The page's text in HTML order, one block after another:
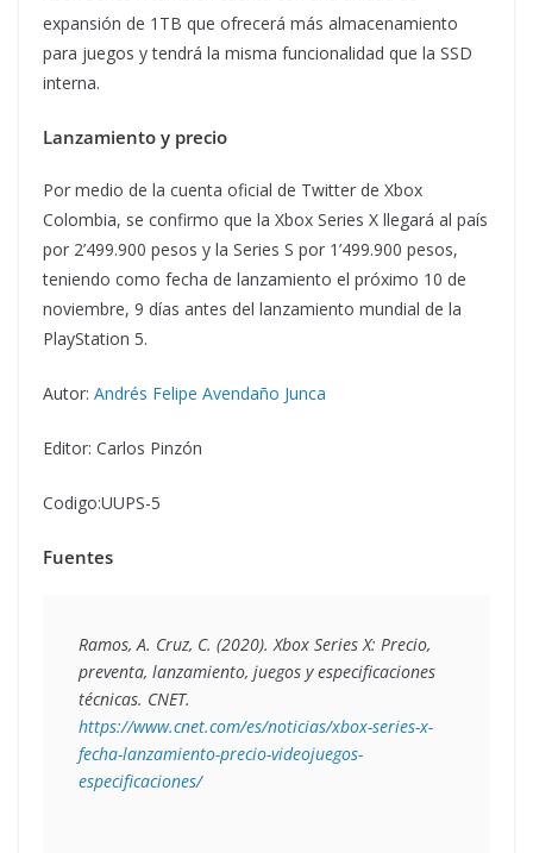
expansión de 1TB que ofrecerá más almacenamiento
para juegos y tendrá la misma funcionalidad que la SSD
interna.
Lanzamiento y precio
Por medio de la cuenta oficial de Twitter de Xbox
Colombia, se confirmo que la Xbox Series X llegará al país
por 2’499.900 pesos y la Series S por 1’499.900 pesos,
teniendo como fecha de lanzamiento el próximo 10 de
noviembre, 9 días antes del lanzamiento mundial de la
PlayStation 5.
Autor: Andrés Felipe Avendaño Junca
Editor: Carlos Pinzón
Codigo:UUPS-5
Fuentes
Ramos, A. Cruz, C. (2020). Xbox Series X: Precio,
preventa, lanzamiento, juegos y especificaciones
técnicas
https://www.cnet.com/es/noticias/xbox-series-x-
fecha-lanzamiento-precio-videojuegos-
especificaciones/